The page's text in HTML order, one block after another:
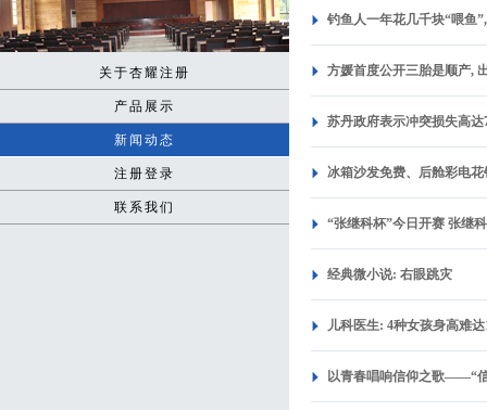
关于杏耀注册
产品展示
新闻动态
注册登录
联系我们
钓鱼人一年花几千块“喂鱼
方媛首度公开三胎是顺产,
苏丹政府表示冲突损失高达
冰箱沙发免费、后舱彩电
“张继科杯”今日开赛 张继
经典微小说: 右眼跳灾
儿科医生: 4种女孩身高难
以青春唱响信仰之歌——“